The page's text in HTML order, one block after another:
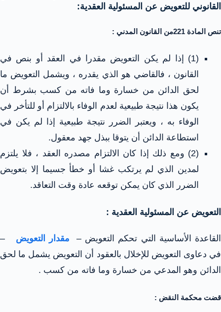
القانوني للتعويض عن المسئولية العقدية:
تنص المادة 221من القانون المدني :
(1) إذا لم يكن التعويض مقدرا في العقد أو بنص في
القانون ، فالقاضي هو الذي يقدره ، ويشمل التعويض ما
لحق الدائن من خسارة وما فاته من كسب بشرط أن
يكون هذا نتيجة طبيعية لعدم الوفاء بالالتزام أو للتأخر في
الوفاء به ، ويعتبر الضرر نتيجة طبيعية إذا لم يكن في
استطاعة الدائن أن يتوقا ببذل جهد معقول.
(2) ومع ذلك إذا كان الالتزام مصدره العقد ، فلا يلتزم
لمدين الذي لم يرتكب غشا أو خطأ جسيما إلا بتعويض
الضرر الذي كان يمكن توقعه عادة وقت التعاقد.
التعويض عن المسئولية العقدية :
القاعدة الأساسية التي تحكم التعويض – مقدار التعويض
–
في دعاوى التعويض للإخلال بالعقود أن التعويض يشمل ما لحق
الدائن وهو المدعي من خسارة وما فاته من كسب .
قضت محكمة النقض :